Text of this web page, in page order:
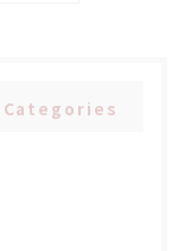
Categories